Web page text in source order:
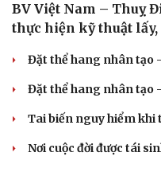
BV Việt Nam – Thuỵ
thực hiện kỹ thuật
Đặt thể hang nhân tạo
Đặt thể hang nhân tạo
Tai biến nguy hiểm khi
Nơi cuộc đời được tái